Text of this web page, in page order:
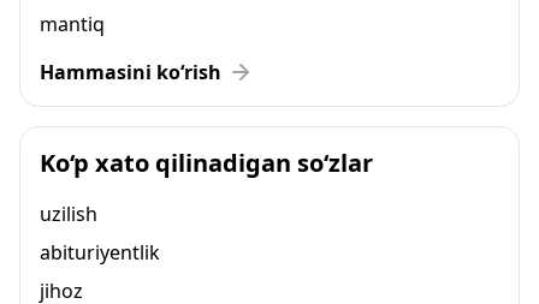
mantiq
Hammasini ko‘rish
Ko‘p xato qilinadigan so‘zlar
uzilish
abituriyentlik
jihoz